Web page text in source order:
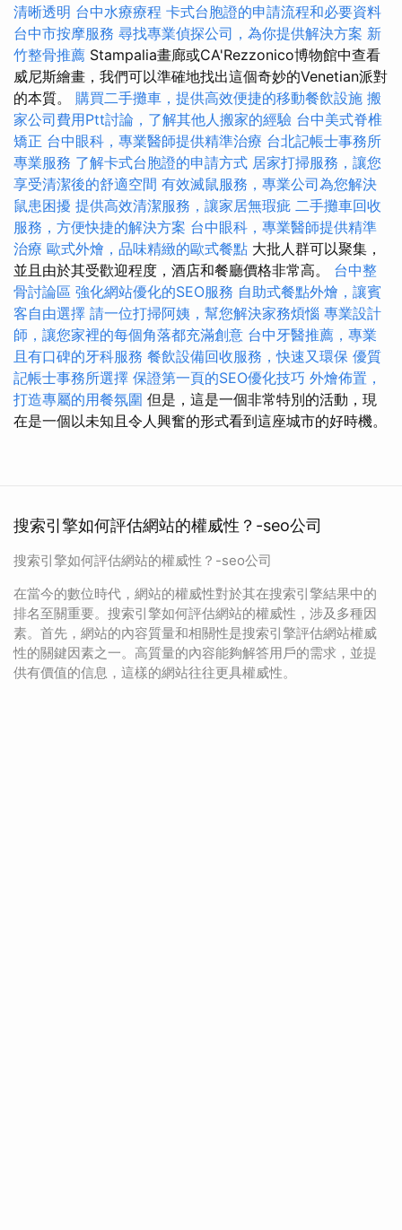
清晰透明 台中水療療程 卡式台胞證的申請流程和必要資料
台中市按摩服務 尋找專業偵探公司，為你提供解決方案 新
竹整骨推薦 Stampalia畫廊或CA'Rezzonico博物館中查看
威尼斯繪畫，我們可以準確地找出這個奇妙的Venetian派對
的本質。 購買二手攤車，提供高效便捷的移動餐飲設施 搬
家公司費用Ptt討論，了解其他人搬家的經驗 台中美式脊椎
矯正 台中眼科，專業醫師提供精準治療 台北記帳士事務所
專業服務 了解卡式台胞證的申請方式 居家打掃服務，讓您
享受清潔後的舒適空間 有效滅鼠服務，專業公司為您解決
鼠患困擾 提供高效清潔服務，讓家居無瑕疵 二手攤車回收
服務，方便快捷的解決方案 台中眼科，專業醫師提供精準
治療 歐式外燴，品味精緻的歐式餐點 大批人群可以聚集，
並且由於其受歡迎程度，酒店和餐廳價格非常高。 台中整
骨討論區 強化網站優化的SEO服務 自助式餐點外燴，讓賓
客自由選擇 請一位打掃阿姨，幫您解決家務煩惱 專業設計
師，讓您家裡的每個角落都充滿創意 台中牙醫推薦，專業
且有口碑的牙科服務 餐飲設備回收服務，快速又環保 優質
記帳士事務所選擇 保證第一頁的SEO優化技巧 外燴佈置，
打造專屬的用餐氛圍 但是，這是一個非常特別的活動，現
在是一個以未知且令人興奮的形式看到這座城市的好時機。
搜索引擎如何評估網站的權威性？-seo公司
搜索引擎如何評估網站的權威性？-seo公司
在當今的數位時代，網站的權威性對於其在搜索引擎結果中的
排名至關重要。搜索引擎如何評估網站的權威性，涉及多種因
素。首先，網站的內容質量和相關性是搜索引擎評估網站權威
性的關鍵因素之一。高質量的內容能夠解答用戶的需求，並提
供有價值的信息，這樣的網站往往更具權威性。